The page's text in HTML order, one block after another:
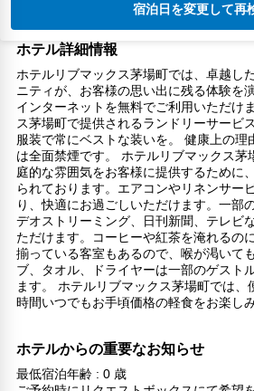
宿泊日を変更して再
ホテル詳細情報
ホテルリブマックス茅場町では、卓越し
ニティが、お客様の思い出に残る体験を
インターネットを無料でご利用いただけ
ス茅場町で提供されるランドリーサービ
服装で常にベストな装いを。 健康上の理
は全面禁煙です。 ホテルリブマックス茅
庭的な雰囲気をお客様に提供するために
られております。エアコンやリネンサー
り、快適にお過ごしいただけます。一部
デオストリーミング、日刊新聞、テレビ
ただけます。コーヒーや紅茶を淹れるの
揃っている客室もあるので、喉が渇いて
ブ、タオル、ドライヤーは一部のゲスト
ます。 ホテルリブマックス茅場町では
時間いつでもお手頃価格の軽食をお楽し
ホテルからの重要なお知らせ
最低宿泊年齢 : 0 歳